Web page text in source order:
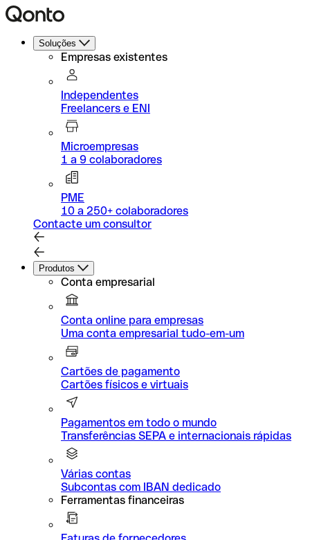
Soluções
Empresas existentes
Independentes
Freelancers e ENI
Microempresas
1 a 9 colaboradores
PME
10 a 250+ colaboradores
Contacte um consultor
Produtos
Conta empresarial
Conta online para empresas
Uma conta empresarial tudo-em-um
Cartões de pagamento
Cartões físicos e virtuais
Pagamentos em todo o mundo
Transferências SEPA e internacionais rápidas
Várias contas
Subcontas com IBAN dedicado
Ferramentas financeiras